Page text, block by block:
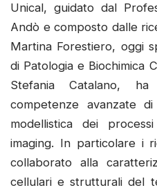
Unical, guidato dal
Andò e composto dalle
Martina Forestiero, oggi
di Patologia e Biochimica
Stefania Catalano,
competenze avanzate
modellistica dei
imaging. In particolare i
collaborato alla
cellulari e strutturali del